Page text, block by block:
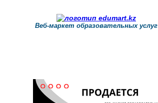
Веб-маркет образовательных услуг